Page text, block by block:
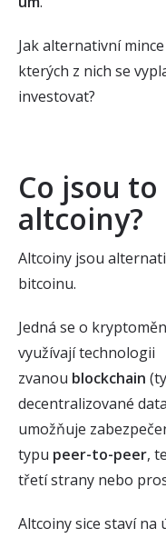
Jak alternativní
kterých z nich se
investovat?
Co jsou to
altcoiny?
Altcoiny jsou
bitcoinu.
Jedná se o
využívají technologii
zvanou blockchain
decentralizované
umožňuje
typu peer-to-peer,
třetí strany nebo
Altcoiny sice staví na